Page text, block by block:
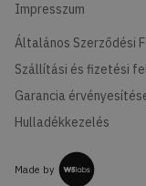
Impresszum
Általános Szerződési
Szállítási és fizetési
Garancia
Hulladékkezelés
Made by